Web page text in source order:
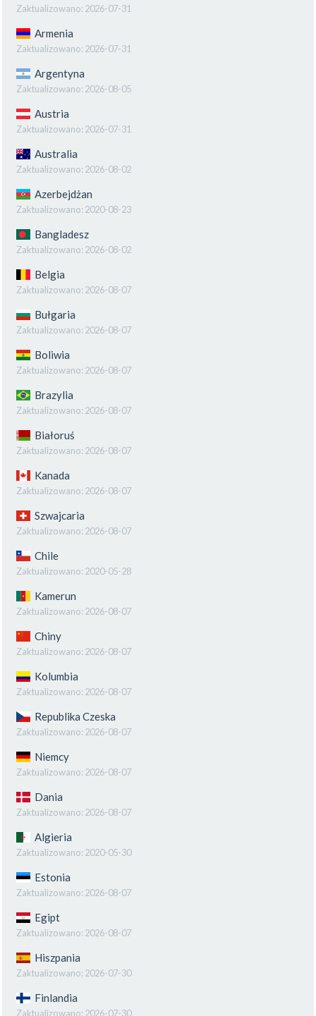
Zaktualizowano: 2026-07-31
Armenia
Zaktualizowano: 2026-07-31
Argentyna
Zaktualizowano: 2026-08-05
Austria
Zaktualizowano: 2026-07-31
Australia
Zaktualizowano: 2026-08-02
Azerbejdżan
Zaktualizowano: 2020-08-23
Bangladesz
Zaktualizowano: 2026-08-02
Belgia
Zaktualizowano: 2026-08-07
Bułgaria
Zaktualizowano: 2026-08-07
Boliwia
Zaktualizowano: 2026-08-07
Brazylia
Zaktualizowano: 2026-08-07
Białoruś
Zaktualizowano: 2026-08-07
Kanada
Zaktualizowano: 2026-08-07
Szwajcaria
Zaktualizowano: 2026-08-07
Chile
Zaktualizowano: 2020-05-28
Kamerun
Zaktualizowano: 2026-08-07
Chiny
Zaktualizowano: 2026-08-07
Kolumbia
Zaktualizowano: 2026-08-07
Republika Czeska
Zaktualizowano: 2026-08-07
Niemcy
Zaktualizowano: 2026-08-07
Dania
Zaktualizowano: 2026-08-07
Algieria
Zaktualizowano: 2020-05-30
Estonia
Zaktualizowano: 2026-08-07
Egipt
Zaktualizowano: 2026-08-07
Hiszpania
Zaktualizowano: 2026-07-30
Finlandia
Zaktualizowano: 2026-07-30